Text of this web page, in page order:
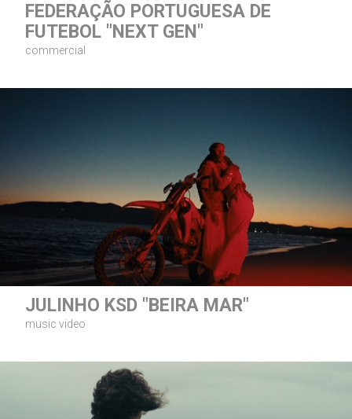
FEDERAÇÃO PORTUGUESA DE
FUTEBOL "NEXT GEN"
commercial
JULINHO KSD "BEIRA MAR"
music video